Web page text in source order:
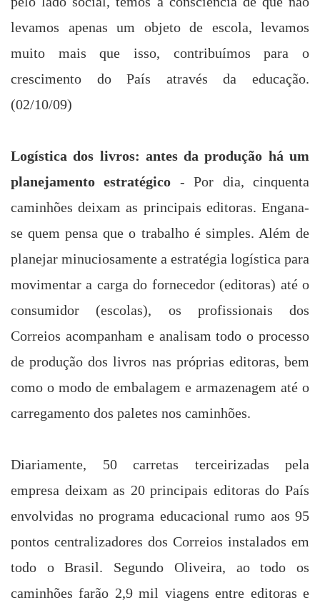
levamos apenas um objeto de escola, levamos
muito mais que isso, contribuímos para o
crescimento do País através da educação.
(02/10/09)
Logística dos livros: antes da produção há um
planejamento estratégico - Por dia, cinquenta
caminhões deixam as principais editoras. Engana-
se quem pensa que o trabalho é simples. Além de
planejar minuciosamente a estratégia logística para
movimentar a carga do fornecedor (editoras) até o
consumidor (escolas), os profissionais dos
Correios acompanham e analisam todo o processo
de produção dos livros nas próprias editoras, bem
como o modo de embalagem e armazenagem até o
carregamento dos paletes nos caminhões.
Diariamente, 50 carretas terceirizadas pela
empresa deixam as 20 principais editoras do País
envolvidas no programa educacional rumo aos 95
pontos centralizadores dos Correios instalados em
todo o Brasil. Segundo Oliveira, ao todo os
caminhões farão 2,9 mil viagens entre editoras e